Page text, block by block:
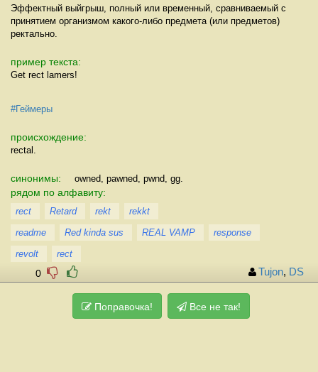
Эффектный выйгрыш, полный или временный, сравниваемый с
принятием организмом какого-либо предмета (или предметов)
ректально.
пример текста:
Get rect lamers!
#Геймеры
происхождение:
rectal.
синонимы: owned, pawned, pwnd, gg.
рядом по алфавиту:
rect Retard rekt
rekkt
readme
Red kinda sus REAL VAMP
response
revolt
rect
0 Tujon, DS
Поправочка! Все не так!